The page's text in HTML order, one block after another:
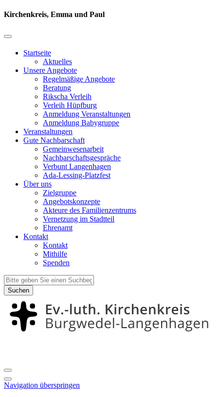
Kirchenkreis, Emma und Paul
Startseite
Aktuelles
Unsere Angebote
Regelmäßige Angebote
Beratung
Rikscha Verleih
Verleih Hüpfburg
Anmeldung Veranstaltungen
Anmeldung Babygruppe
Veranstaltungen
Gute Nachbarschaft
Gemeinwesenarbeit
Nachbarschaftsgespräche
Verbunt Langenhagen
Ada-Lessing-Platzfest
Über uns
Zielgruppe
Angebotskonzepte
Akteure des Familienzentrums
Vernetzung im Stadtteil
Ehrenamt
Kontakt
Kontakt
Mithilfe
Spenden
Suchen
Navigation überspringen